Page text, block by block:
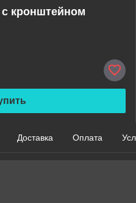
кронштейном
Доставка Оплата